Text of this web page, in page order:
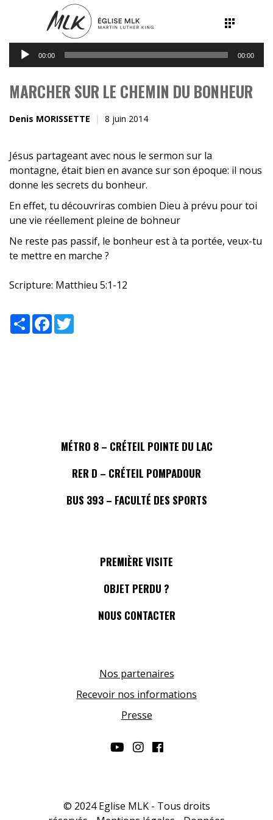
Lecteur
audio
00:00 00:00
MARCHER SUR LE CHEMIN DU BONHEUR
Denis MORISSETTE 8 juin 2014
Jésus partageant avec nous le sermon sur la
montagne, était bien en avance sur son époque: il nous
donne les secrets du bonheur.
En effet, tu découvriras combien Dieu à prévu pour toi
une vie réellement pleine de bohneur
Ne reste pas passif, le bonheur est à ta portée, veux-tu
te mettre en marche ?
Scripture: Matthieu 5:1-12
ShareFacebook
MÉTRO 8 – CRÉTEIL POINTE DU LAC
RER D – CRÉTEIL POMPADOUR
BUS 393 – FACULTÉ DES SPORTS
PREMIÈRE VISITE
OBJET PERDU ?
NOUS CONTACTER
Nos partenaires
Recevoir nos informations
Presse
© 2024 Eglise MLK - Tous droits